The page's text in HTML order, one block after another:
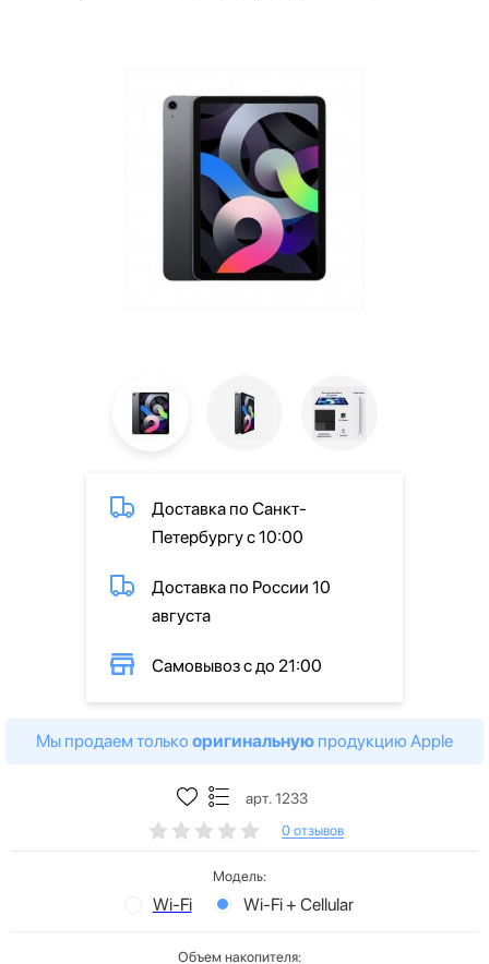
Доставка по Санкт-
Петербургу с 10:00
Доставка по России 10
августа
Самовывоз с до 21:00
Мы продаем только оригинальную продукцию Apple
арт. 1233
0 отзывов
Модель:
Wi-Fi Wi-Fi + Cellular
Объем накопителя: